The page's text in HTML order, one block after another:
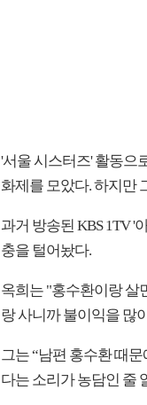
'서울 시스터즈' 활동으
화제를 모았다. 하지만
과거 방송된 KBS 1TV '
충을 털어놨다.
옥희는 "홍수환이랑 살
랑 사니까 불이익을 많
그는 “남편 홍수환 때
다는 소리가 농담인 줄